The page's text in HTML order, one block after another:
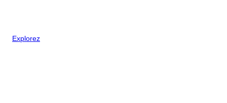
Explorez